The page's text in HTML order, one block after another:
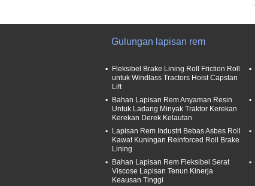
Gulungan lapisan rem
Fleksibel Brake Lining Roll Friction Roll
untuk Windlass Tractors Hoist Capstan
Lift
Bahan Lapisan Rem Anyaman Resin
Untuk Ladang Minyak Traktor Kerekan
Kerekan Derek Kelautan
Lapisan Rem Industri Bebas Asbes Roll
Kawat Kuningan Reinforced Roll Brake
Lining
Bahan Lapisan Rem Fleksibel Serat
Viscose Lapisan Tenun Kinerja
Keausan Tinggi